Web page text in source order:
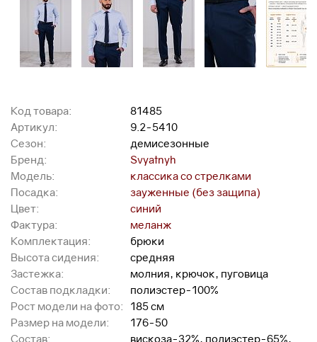
Код товара:
81485
Артикул:
9.2-5410
Сезон:
демисезонные
Бренд:
Svyatnyh
Модель:
классика со стрелками
Посадка:
зауженные (без защипа)
Цвет:
синий
Фактура:
меланж
Комплектация:
брюки
Высота сидения:
средняя
Застежка:
молния, крючок, пуговица
Состав подкладки:
полиэстер-100%
Рост модели на фото:
185 см
Размер на модели:
176-50
Состав:
вискоза-32%, полиэстер-65%,